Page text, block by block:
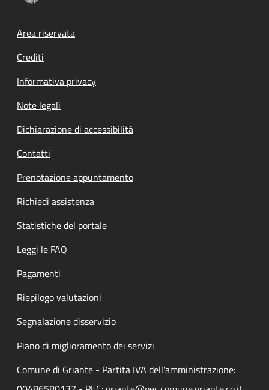
Footer menu
Area riservata
Crediti
Informativa privacy
Note legali
Dichiarazione di accessibilità
Contatti
Prenotazione appuntamento
Richiedi assistenza
Statistiche del portale
Leggi le FAQ
Pagamenti
Riepilogo valutazioni
Segnalazione disservizio
Piano di miglioramento dei servizi
Comune di Griante - Partita IVA dell'amministrazione: